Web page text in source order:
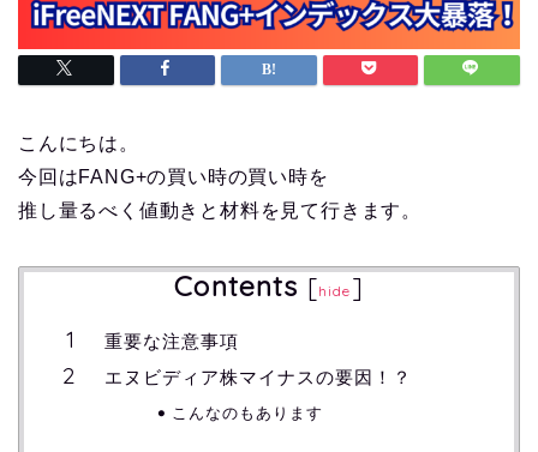
こんにちは。
今回はFANG+の買い時の買い時を
推し量るべく値動きと材料を見て行きます。
Contents [hide ]
重要な注意事項
エヌビディア株マイナスの要因！？
こんなのもあります